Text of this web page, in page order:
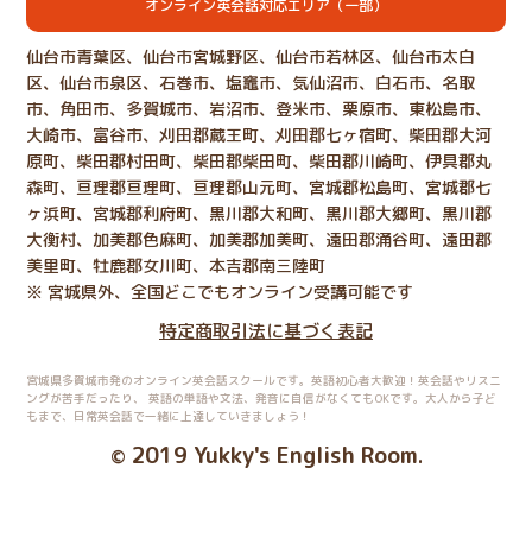
オンライン英会話対応エリア（一部）
仙台市青葉区、仙台市宮城野区、仙台市若林区、仙台市太白
区、仙台市泉区、石巻市、塩竈市、気仙沼市、白石市、名取
市、角田市、多賀城市、岩沼市、登米市、栗原市、東松島市、
大崎市、富谷市、刈田郡蔵王町、刈田郡七ヶ宿町、柴田郡大河
原町、柴田郡村田町、柴田郡柴田町、柴田郡川崎町、伊具郡丸
森町、亘理郡亘理町、亘理郡山元町、宮城郡松島町、宮城郡七
ヶ浜町、宮城郡利府町、黒川郡大和町、黒川郡大郷町、黒川郡
大衡村、加美郡色麻町、加美郡加美町、遠田郡涌谷町、遠田郡
美里町、牡鹿郡女川町、本吉郡南三陸町
※ 宮城県外、全国どこでもオンライン受講可能です
特定商取引法に基づく表記
宮城県多賀城市発のオンライン英会話スクールです。英語初心者大歓迎！英会話やリスニ
ングが苦手だったり、
英語の単語や文法、発音に自信がなくてもOKです。大人から子ど
もまで、日常英会話で一緒に上達していきましょう！
© 2019 Yukky's English Room.